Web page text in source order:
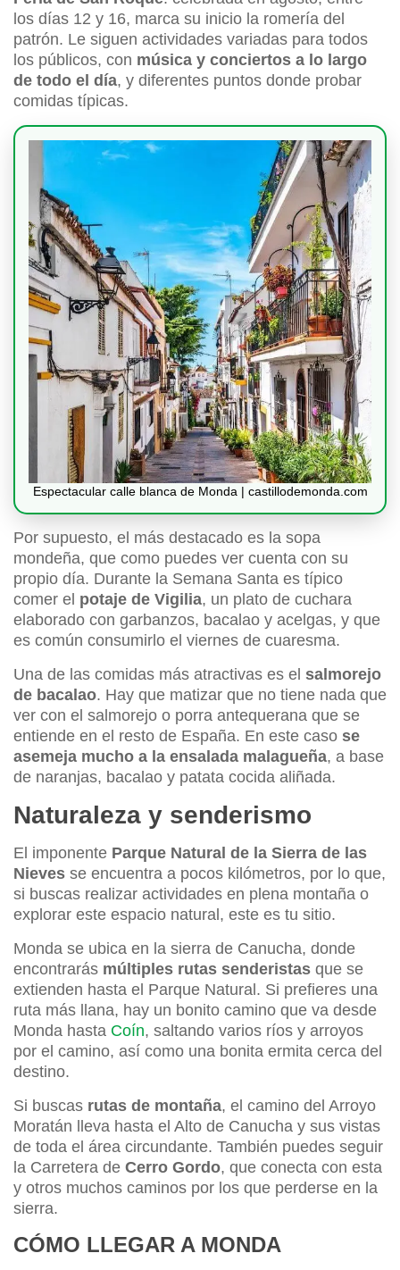
los días 12 y 16, marca su inicio la romería del
patrón. Le siguen actividades variadas para todos
los públicos, con música y conciertos a lo largo
de todo el día, y diferentes puntos donde probar
comidas típicas.
Espectacular calle blanca de Monda | castillodemonda.com
Por supuesto, el más destacado es la sopa
mondeña, que como puedes ver cuenta con su
propio día. Durante la Semana Santa es típico
comer el potaje de Vigilia, un plato de cuchara
elaborado con garbanzos, bacalao y acelgas, y que
es común consumirlo el viernes de cuaresma.
Una de las comidas más atractivas es el salmorejo
de bacalao. Hay que matizar que no tiene nada que
ver con el salmorejo o porra antequerana que se
entiende en el resto de España. En este caso se
asemeja mucho a la ensalada malagueña, a base
de naranjas, bacalao y patata cocida aliñada.
Naturaleza y senderismo
El imponente Parque Natural de la Sierra de las
Nieves se encuentra a pocos kilómetros, por lo que,
si buscas realizar actividades en plena montaña o
explorar este espacio natural, este es tu sitio.
Monda se ubica en la sierra de Canucha, donde
encontrarás múltiples rutas senderistas que se
extienden hasta el Parque Natural. Si prefieres una
ruta más llana, hay un bonito camino que va desde
Monda hasta Coín, saltando varios ríos y arroyos
por el camino, así como una bonita ermita cerca del
destino.
Si buscas rutas de montaña, el camino del Arroyo
Moratán lleva hasta el Alto de Canucha y sus vistas
de toda el área circundante. También puedes seguir
la Carretera de Cerro Gordo, que conecta con esta
y otros muchos caminos por los que perderse en la
sierra.
CÓMO LLEGAR A MONDA